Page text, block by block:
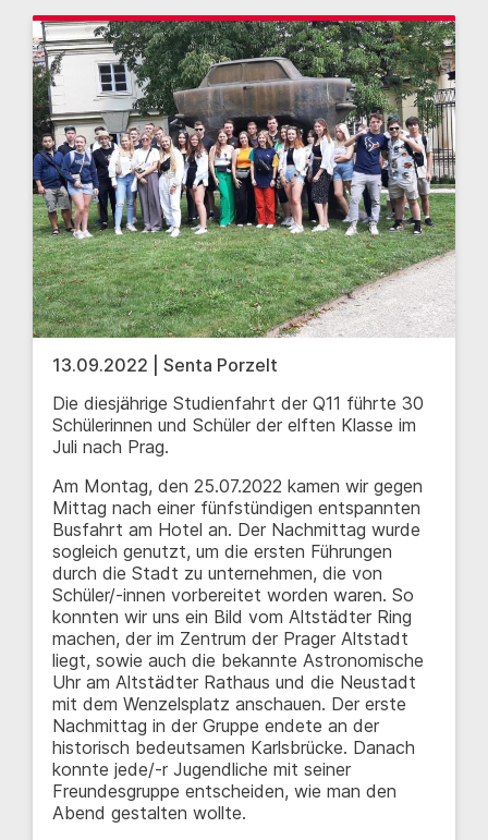
13.09.2022 | Senta Porzelt
Die diesjährige Studienfahrt der Q11 führte 30
Schülerinnen und Schüler der elften Klasse im
Juli nach Prag.
Am Montag, den 25.07.2022 kamen wir gegen
Mittag nach einer fünfstündigen entspannten
Busfahrt am Hotel an. Der Nachmittag wurde
sogleich genutzt, um die ersten Führungen
durch die Stadt zu unternehmen, die von
Schüler/-innen vorbereitet worden waren. So
konnten wir uns ein Bild vom Altstädter Ring
machen, der im Zentrum der Prager Altstadt
liegt, sowie auch die bekannte Astronomische
Uhr am Altstädter Rathaus und die Neustadt
mit dem Wenzelsplatz anschauen. Der erste
Nachmittag in der Gruppe endete an der
historisch bedeutsamen Karlsbrücke. Danach
konnte jede/-r Jugendliche mit seiner
Freundesgruppe entscheiden, wie man den
Abend gestalten wollte.